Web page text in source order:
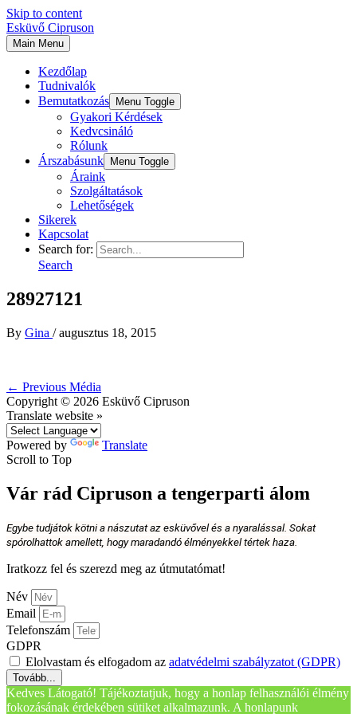
Skip to content
Esküvő Cipruson
Main Menu
Kezdőlap
Tudnivalók
Bemutatkozás
Menu Toggle
Gyakori Kérdések
Kedvcsináló
Rólunk
Árszabásunk
Menu Toggle
Áraink
Szolgáltatások
Lehetőségek
Sikerek
Kapcsolat
Search for:
Search
28927121
By Gina /augusztus 18, 2015
← Previous Média
Copyright © 2026 Esküvő Cipruson
Translate website »
Powered by
Translate
Scroll to Top
Vár rád Cipruson a tengerparti álom
Egybe tudjátok kötni a nászutat az esküvővel és a nyaralással. Sokat
spórolhattok amellett, hogy maradandó élményekkel tértek haza.
Iratkozz fel és szerezd meg az útmutatómat!
Név
Email
Telefonszám
GDPR
Elolvastam és elfogadom az adatvédelmi szabályzatot (GDPR)
Tovább...
Kedves Látogató! Tájékoztatjuk, hogy a honlap felhasználói élmény
fokozásának érdekében sütiket alkalmazunk. A honlapunk